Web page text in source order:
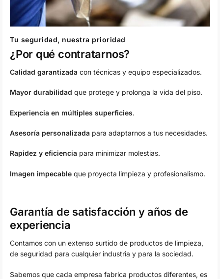
Tu seguridad, nuestra prioridad
¿Por qué contratarnos?
Calidad garantizada con técnicas y equipo especializados.
Mayor durabilidad que protege y prolonga la vida del piso.
Experiencia en múltiples superficies.
Asesoría personalizada para adaptarnos a tus necesidades.
Rapidez y eficiencia para minimizar molestias.
Imagen impecable que proyecta limpieza y profesionalismo.
Garantía de satisfacción y años de
experiencia
Contamos con un extenso surtido de productos de limpieza,
de seguridad para cualquier industria y para la sociedad.
Sabemos que cada empresa fabrica productos diferentes, es